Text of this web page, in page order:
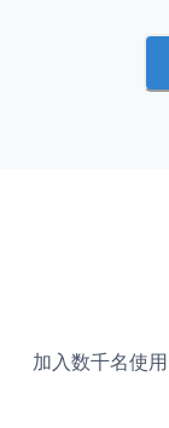
加入数千名使